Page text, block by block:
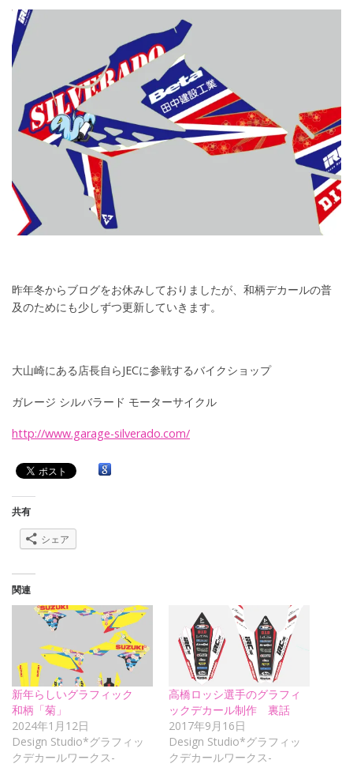
昨年冬からブログをお休みしておりましたが、和柄デカールの普
及のためにも少しずつ更新していきます。
大山崎にある店長自らJECに参戦するバイクショップ
ガレージ シルバラード モーターサイクル
http://www.garage-silverado.com/
共有
シェア
関連
新年らしいグラフィック
和柄「菊」
2024年1月12日
Design Studio*グラフィッ
クデカールワークス-
高橋ロッシ選手のグラフィ
ックデカール制作 裏話
2017年9月16日
Design Studio*グラフィッ
クデカールワークス-